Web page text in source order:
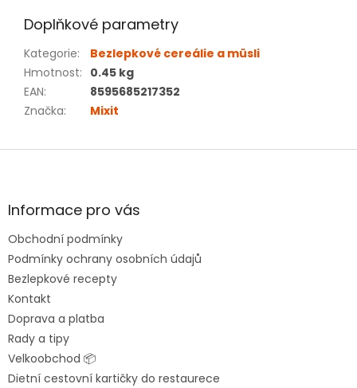
Doplňkové parametry
Kategorie:
Bezlepkové cereálie a müsli
Hmotnost: 0.45 kg
EAN:
8595685217352
Značka: Mixit
Z
aInformace pro vás
Obchodní podmínky
Podmínky ochrany osobních údajů
Bezlepkové recepty
Kontakt
Doprava a platba
Rady a tipy
Velkoobchod 📦
Dietní cestovní kartičky do restaurece